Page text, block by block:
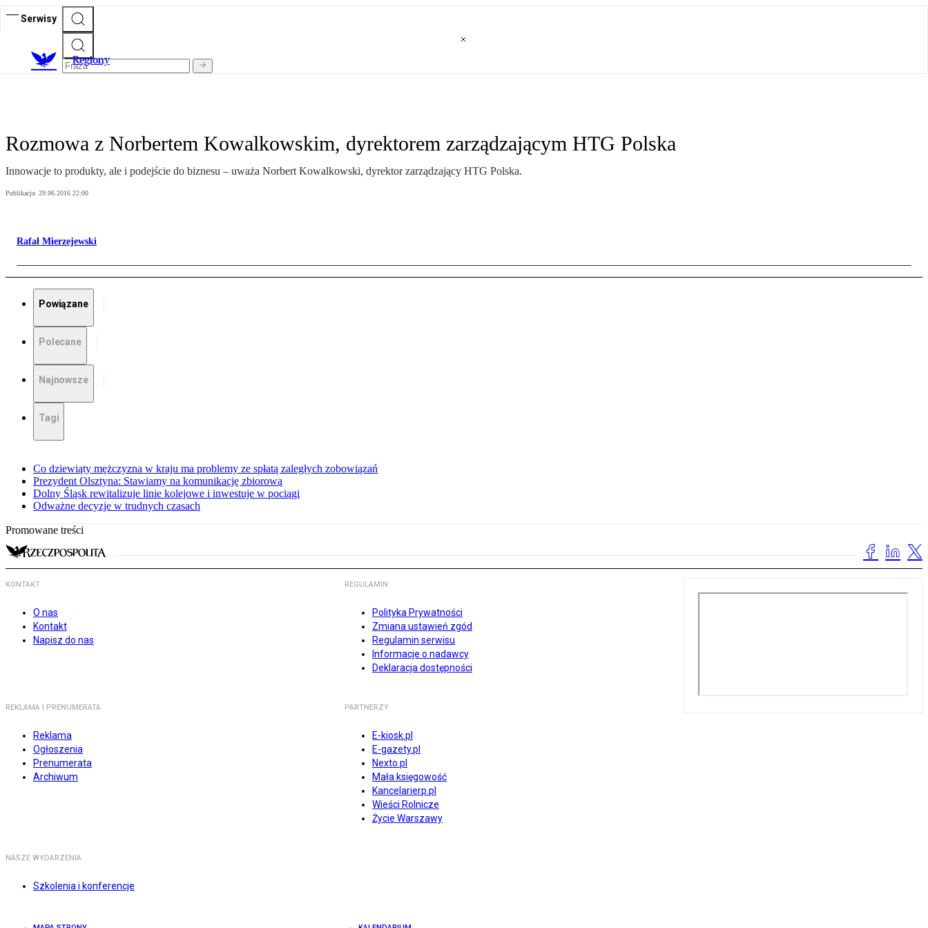
Serwisy
Regiony
Rozmowa z Norbertem Kowalkowskim, dyrektorem zarządzającym HTG Polska
Innowacje to produkty, ale i podejście do biznesu – uważa Norbert Kowalkowski, dyrektor zarządzający HTG Polska.
Publikacja: 29.06.2016 22:00
Rafał Mierzejewski
Powiązane
Polecane
Najnowsze
Tagi
Co dziewiąty mężczyzna w kraju ma problemy ze spłatą zaległych zobowiązań
Prezydent Olsztyna: Stawiamy na komunikację zbiorową
Dolny Śląsk rewitalizuje linie kolejowe i inwestuje w pociągi
Odważne decyzje w trudnych czasach
Promowane treści
KONTAKT
O nas
Kontakt
Napisz do nas
REGULAMIN
Polityka Prywatności
Zmiana ustawień zgód
Regulamin serwisu
Informacje o nadawcy
Deklaracja dostępności
REKLAMA I PRENUMERATA
Reklama
Ogłoszenia
Prenumerata
Archiwum
PARTNERZY
E-kiosk.pl
E-gazety.pl
Nexto.pl
Mała księgowość
Kancelarierp.pl
Wieści Rolnicze
Życie Warszawy
NASZE WYDARZENIA
Szkolenia i konferencje